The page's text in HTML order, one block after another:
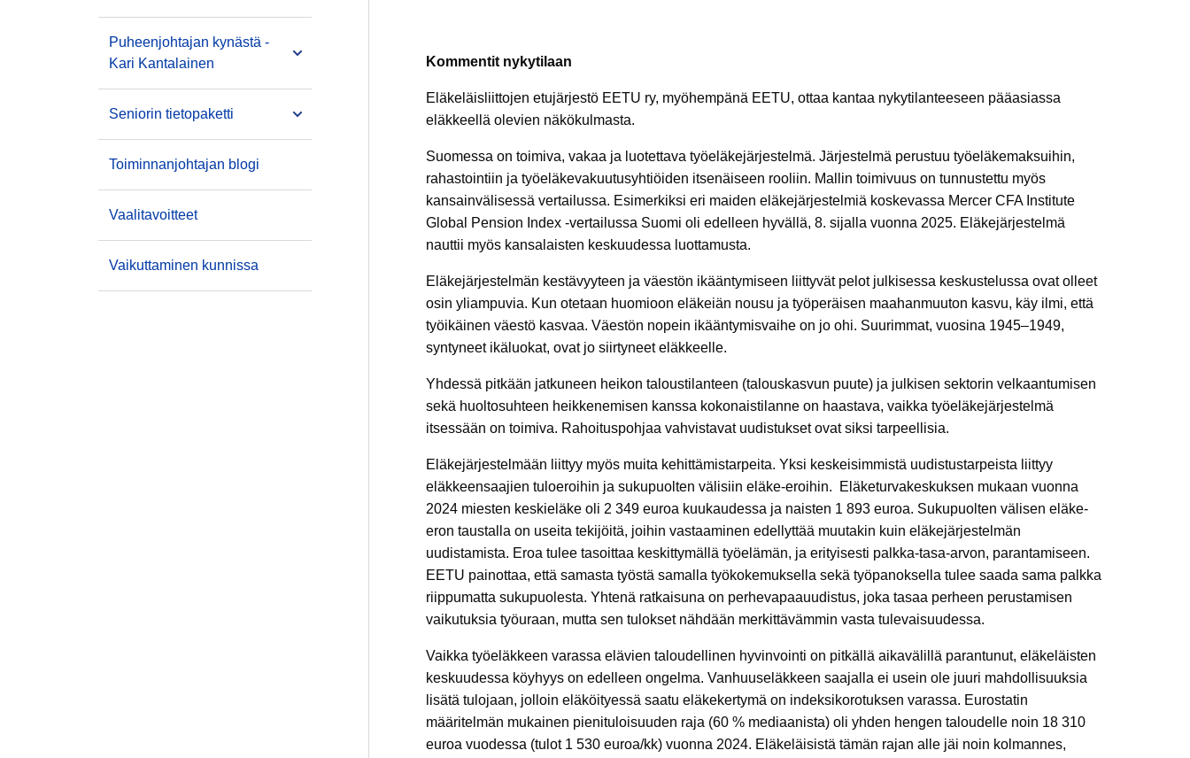
Kommentit nykytilaan
Eläkeläisliittojen etujärjestö EETU ry, myöhempänä EETU, ottaa kantaa nykytilanteeseen pääasiassa
eläkkeellä olevien näkökulmasta.
Suomessa on toimiva, vakaa ja luotettava työeläkejärjestelmä. Järjestelmä perustuu työeläkemaksuihin,
rahastointiin ja työeläkevakuutusyhtiöiden itsenäiseen rooliin. Mallin toimivuus on tunnustettu myös
kansainvälisessä vertailussa. Esimerkiksi eri maiden eläkejärjestelmiä koskevassa Mercer CFA Institute
Global Pension Index -vertailussa Suomi oli edelleen hyvällä, 8. sijalla vuonna 2025. Eläkejärjestelmä
nauttii myös kansalaisten keskuudessa luottamusta.
Eläkejärjestelmän kestävyyteen ja väestön ikääntymiseen liittyvät pelot julkisessa keskustelussa ovat olleet
osin yliampuvia. Kun otetaan huomioon eläkeiän nousu ja työperäisen maahanmuuton kasvu, käy ilmi, että
työikäinen väestö kasvaa. Väestön nopein ikääntymisvaihe on jo ohi. Suurimmat, vuosina 1945–1949,
syntyneet ikäluokat, ovat jo siirtyneet eläkkeelle.
Yhdessä pitkään jatkuneen heikon taloustilanteen (talouskasvun puute) ja julkisen sektorin velkaantumisen
sekä huoltosuhteen heikkenemisen kanssa kokonaistilanne on haastava, vaikka työeläkejärjestelmä
itsessään on toimiva. Rahoituspohjaa vahvistavat uudistukset ovat siksi tarpeellisia.
Eläkejärjestelmään liittyy myös muita kehittämistarpeita. Yksi keskeisimmistä uudistustarpeista liittyy
eläkkeensaajien tuloeroihin ja sukupuolten välisiin eläke-eroihin. Eläketurvakeskuksen mukaan vuonna
2024 miesten keskieläke oli 2 349 euroa kuukaudessa ja naisten 1 893 euroa. Sukupuolten välisen eläke-
eron taustalla on useita tekijöitä, joihin vastaaminen edellyttää muutakin kuin eläkejärjestelmän
uudistamista. Eroa tulee tasoittaa keskittymällä työelämän, ja erityisesti palkka-tasa-arvon, parantamiseen.
EETU painottaa, että samasta työstä samalla työkokemuksella sekä työpanoksella tulee saada sama palkka
riippumatta sukupuolesta. Yhtenä ratkaisuna on perhevapaauudistus, joka tasaa perheen perustamisen
vaikutuksia työuraan, mutta sen tulokset nähdään merkittävämmin vasta tulevaisuudessa.
Vaikka työeläkkeen varassa elävien taloudellinen hyvinvointi on pitkällä aikavälillä parantunut, eläkeläisten
keskuudessa köyhyys on edelleen ongelma. Vanhuuseläkkeen saajalla ei usein ole juuri mahdollisuuksia
lisätä tulojaan, jolloin eläköityessä saatu eläkekertymä on indeksikorotuksen varassa. Eurostatin
määritelmän mukainen pienituloisuuden raja (60 % mediaanista) oli yhden hengen taloudelle noin 18 310
euroa vuodessa (tulot 1 530 euroa/kk) vuonna 2024. Eläkeläisistä tämän rajan alle jäi noin kolmannes,
Puheenjohtajan kynästä -
Kari Kantalainen
Seniorin tietopaketti
Toiminnanjohtajan blogi
Vaalitavoitteet
Vaikuttaminen kunnissa